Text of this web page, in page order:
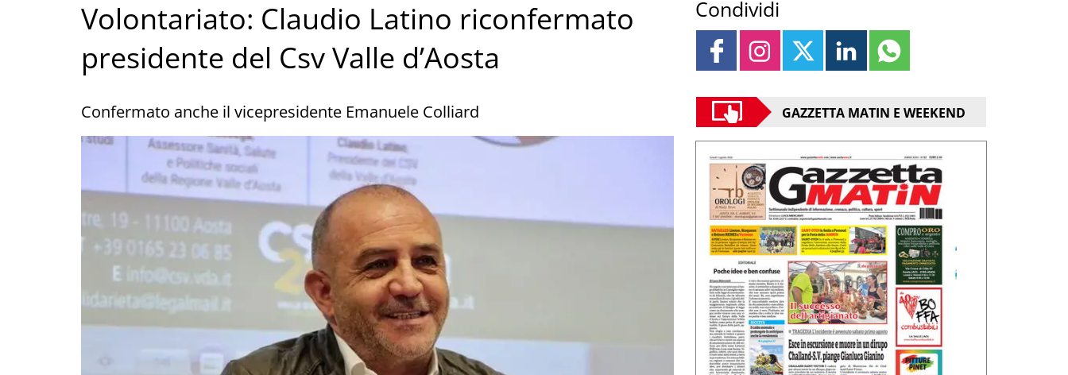
Volontariato: Claudio Latino riconfermato
presidente del Csv Valle d’Aosta
Confermato anche il vicepresidente Emanuele Colliard
Condividi
GAZZETTA MATIN E WEEKEND